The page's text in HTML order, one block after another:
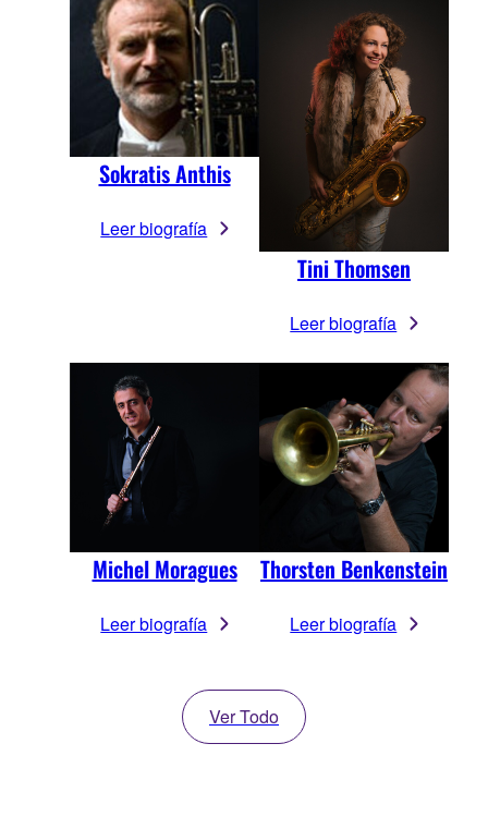
Sokratis Anthis
Leer biografía
Tini Thomsen
Leer biografía
Michel Moragues
Leer biografía
Thorsten Benkenstein
Leer biografía
Ver Todo